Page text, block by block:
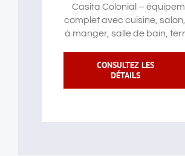
Casita Colonial –
complet avec cuisine,
à manger, salle de bain,
CONSULTEZ LES
DÉTAILS